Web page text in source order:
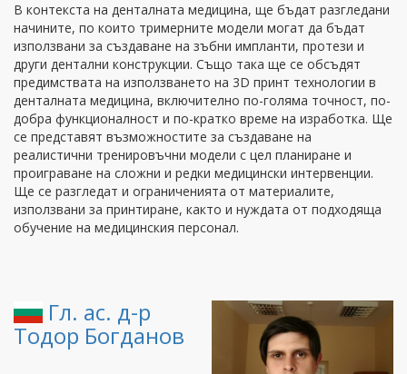
В контекста на денталната медицина, ще бъдат разгледани
начините, по които тримерните модели могат да бъдат
използвани за създаване на зъбни импланти, протези и
други дентални конструкции. Също така ще се обсъдят
предимствата на използването на 3D принт технологии в
денталната медицина, включително по-голяма точност, по-
добра функционалност и по-кратко време на изработка. Ще
се представят възможностите за създаване на
реалистични тренировъчни модели с цел планиране и
проиграване на сложни и редки медицински интервенции.
Ще се разгледат и ограниченията от материалите,
използвани за принтиране, както и нуждата от подходяща
обучение на медицинския персонал.
Гл. ас. д-р
Тодор Богданов